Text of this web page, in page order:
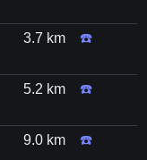
3.7 km ☎️
5.2 km ☎️
9.0 km ☎️